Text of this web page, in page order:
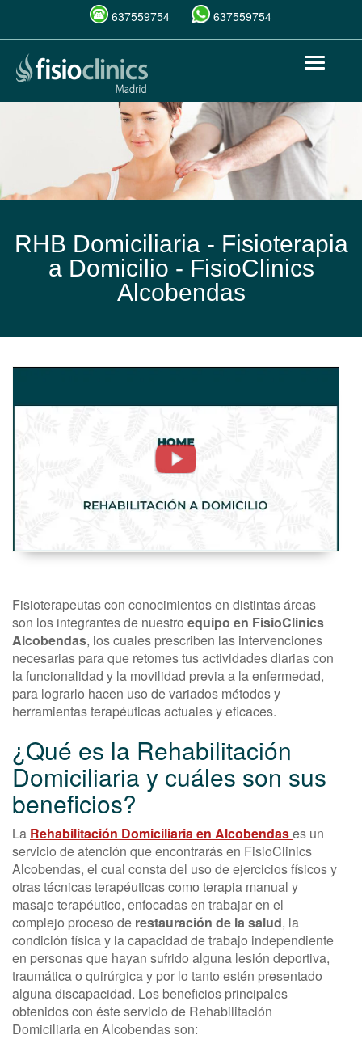
Pasar
contenido
637559754 637559754
Toggle
RHB Domiciliaria - Fisioterapia
a Domicilio - FisioClinics
Alcobendas
Rehabilitación
Domiciliaria
FisioClinics
Madrid
Fisioterapeutas con conocimientos en distintas áreas
son los integrantes de nuestro equipo en FisioClinics
Alcobendas, los cuales prescriben las intervenciones
necesarias para que retomes tus actividades diarias con
la funcionalidad y la movilidad previa a la enfermedad,
para lograrlo hacen uso de variados métodos y
herramientas terapéuticas actuales y eficaces.
¿Qué es la Rehabilitación
Domiciliaria y cuáles son sus
beneficios?
La Rehabilitación Domiciliaria en Alcobendases un
servicio de atención que encontrarás en FisioClinics
Alcobendas, el cual consta del uso de ejercicios físicos y
otras técnicas terapéuticas como terapia manual y
masaje terapéutico, enfocadas en trabajar en el
complejo proceso de restauración de la salud, la
condición física y la capacidad de trabajo independiente
en personas que hayan sufrido alguna lesión deportiva,
traumática o quirúrgica y por lo tanto estén presentado
alguna discapacidad. Los beneficios principales
obtenidos con éste servicio de Rehabilitación
Domiciliaria en Alcobendas son: